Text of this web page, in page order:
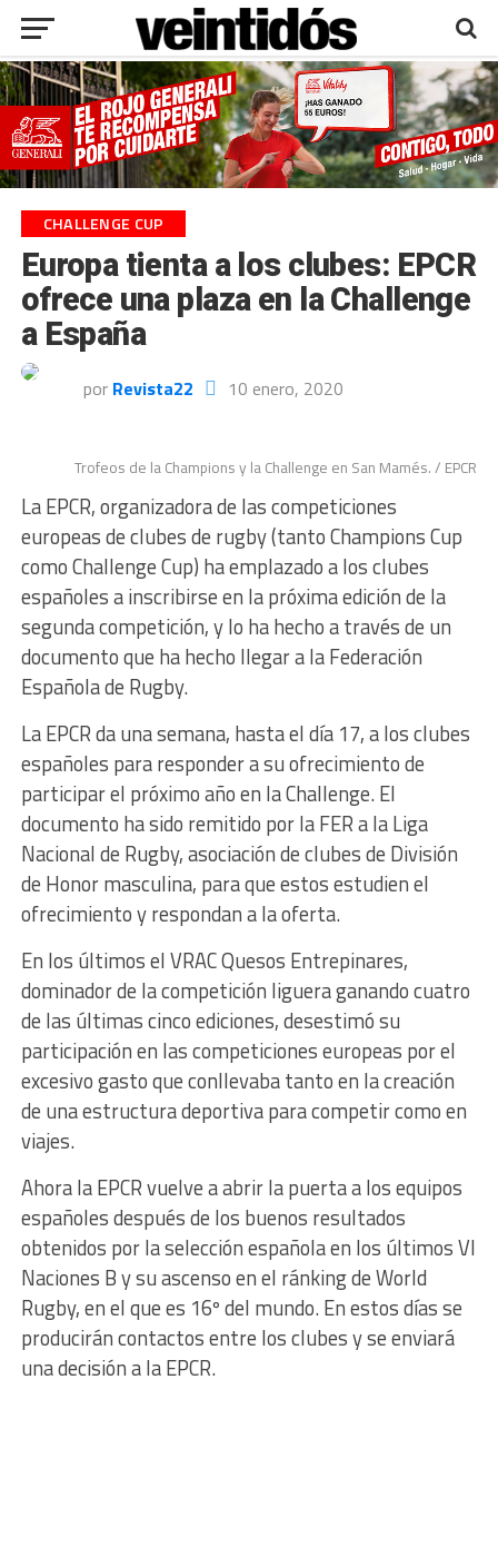
CHALLENGE CUP
Europa tienta a los clubes: EPCR
ofrece una plaza en la Challenge
a España
por Revista22 10 enero, 2020
Trofeos de la Champions y la Challenge en San Mamés. / EPCR
La EPCR, organizadora de las competiciones
europeas de clubes de rugby (tanto Champions Cup
como Challenge Cup) ha emplazado a los clubes
españoles a inscribirse en la próxima edición de la
segunda competición, y lo ha hecho a través de un
documento que ha hecho llegar a la Federación
Española de Rugby.
La EPCR da una semana, hasta el día 17, a los clubes
españoles para responder a su ofrecimiento de
participar el próximo año en la Challenge. El
documento ha sido remitido por la FER a la Liga
Nacional de Rugby, asociación de clubes de División
de Honor masculina, para que estos estudien el
ofrecimiento y respondan a la oferta.
En los últimos el VRAC Quesos Entrepinares,
dominador de la competición liguera ganando cuatro
de las últimas cinco ediciones, desestimó su
participación en las competiciones europeas por el
excesivo gasto que conllevaba tanto en la creación
de una estructura deportiva para competir como en
viajes.
Ahora la EPCR vuelve a abrir la puerta a los equipos
españoles después de los buenos resultados
obtenidos por la selección española en los últimos VI
Naciones B y su ascenso en el ránking de World
Rugby, en el que es 16º del mundo. En estos días se
producirán contactos entre los clubes y se enviará
una decisión a la EPCR.